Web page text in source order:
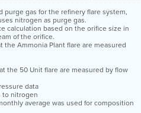
gas for the refinery flare system,
nitrogen as purge gas.
calculation based on the orifice size in
of the orifice.
Ammonia Plant flare are measured
the 50 Unit flare are measured by flow
data
to nitrogen
average was used for composition